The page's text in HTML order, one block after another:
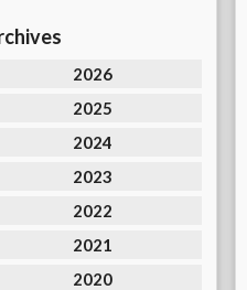
2026
2025
2024
2023
2022
2021
2020